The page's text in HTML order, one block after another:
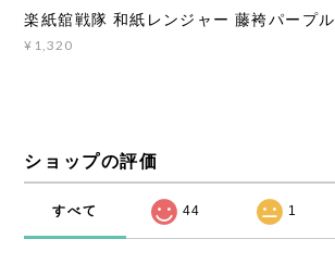
楽紙舘戦隊 和紙レンジャー 藤袴パープル
¥1,320
ショップの評価
すべて 44 1